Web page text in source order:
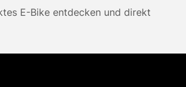
E-Bike entdecken und direkt